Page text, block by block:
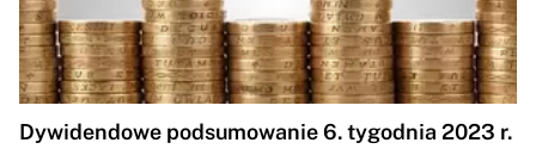
Dywidendowe podsumowanie 6. tygodnia 2023 r.